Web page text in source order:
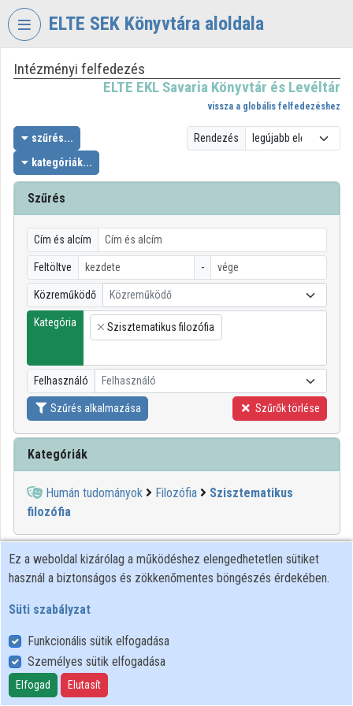
Fejléc kihagyása
ELTE SEK Könyvtára aloldala
VIDEOTORIUM
EKL
SAVARIA
KÖNYVTÁR
ÉS
LEVÉLTÁR
Intézményi kezdőlap
Bejelentkezés
Intézményi felfedezés
Intézményi listák
Intézmények
Közreműködők
Intézményi felfedezés
ELTE EKL Savaria Könyvtár és Levéltár
vissza a globális felfedezéshez
szűrés...
kategóriák...
Rendezés
Szűrés
Cím és alcím
Feltöltve -
Közreműködő Közreműködő
Kategória
×
Szisztematikus filozófia
Felhasználó Felhasználó
Szűrés alkalmazása Szűrők törlése
Kategóriák
Humán tudományok Filozófia
Szisztematikus
filozófia
Felhasználói szabályzat
Adatkezelési tájékoztató
Süti szabályzat
Ez a weboldal kizárólag a működéshez elengedhetetlen sütiket
használ a biztonságos és zökkenőmentes böngészés érdekében.
Süti szabályzat
Funkcionális sütik elfogadása
Személyes sütik elfogadása
Elfogad Elutasít